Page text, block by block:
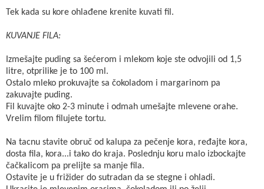
Tek kada su kore ohlađene krenite kuvati fil.
KUVANJE FILA:
Izmešajte puding sa šećerom i mlekom koje ste odvojili od 1,5
litre, otprilike je to 100 ml.
Ostalo mleko prokuvajte sa čokoladom i margarinom pa
zakuvajte puding.
Fil kuvajte oko 2-3 minute i odmah umešajte mlevene orahe.
Vrelim filom filujete tortu.
Na tacnu stavite obruč od kalupa za pečenje kora, ređajte kora,
dosta fila, kora...i tako do kraja. Poslednju koru malo izbockajte
čačkalicom pa prelijte sa manje fila.
Ostavite je u frižider do sutradan da se stegne i ohladi.